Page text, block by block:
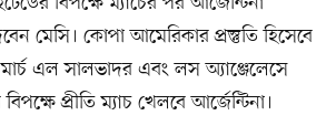
মেসি। কোপা আমেরিকার প্রস্তুতি হিসেবে
এল সালভাদর এবং লস অ্যাঞ্জেলেসে
প্রীতি ম্যাচ খেলবে আর্জেন্টিনা।